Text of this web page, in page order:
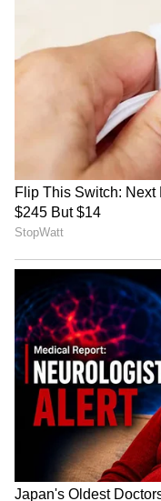
Image Credit :X
ಮೆಜೆಸ್ಟಿಕ್ (KSR)
ಪ್ರಯಾಣಿಕರ ಪ್ರಕಾರ,
ಮಧ್ಯಭಾಗದಲ್ಲಿದೆ
ಬಿಎಂಟಿಸಿ ಬಸ್
ನಗರದ ಯಾವುದೇ
ಕಡಿಮೆ
ರೈಲುಗಳು
ಹಣ ಎರಡೂ
ಸಂಪರ್ಕದ
ಎಂದು ಪ್ರಯಾಣಿಕರು